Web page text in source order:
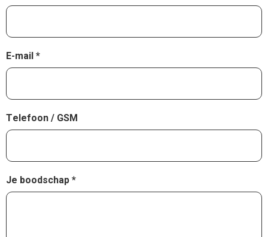
E-mail
Telefoon / GSM
Je boodschap